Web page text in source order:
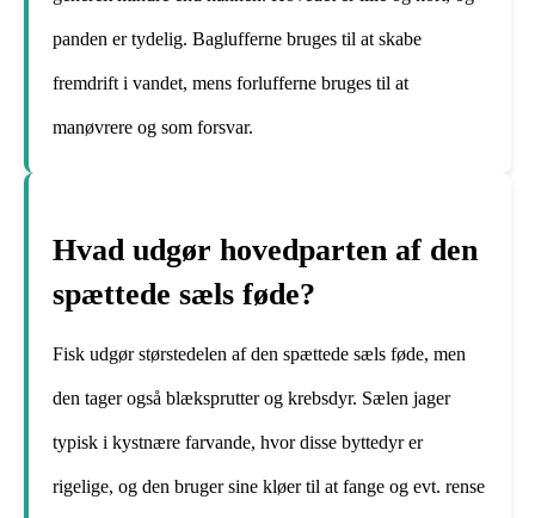
panden er tydelig. Baglufferne bruges til at skabe
fremdrift i vandet, mens forlufferne bruges til at
manøvrere og som forsvar.
Hvad udgør hovedparten af den
spættede sæls føde?
Fisk udgør størstedelen af den spættede sæls føde, men
den tager også blæksprutter og krebsdyr. Sælen jager
typisk i kystnære farvande, hvor disse byttedyr er
rigelige, og den bruger sine kløer til at fange og evt. rense